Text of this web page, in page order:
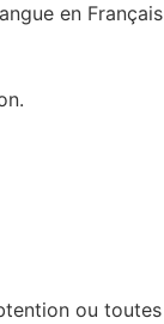
en Français
ou toutes